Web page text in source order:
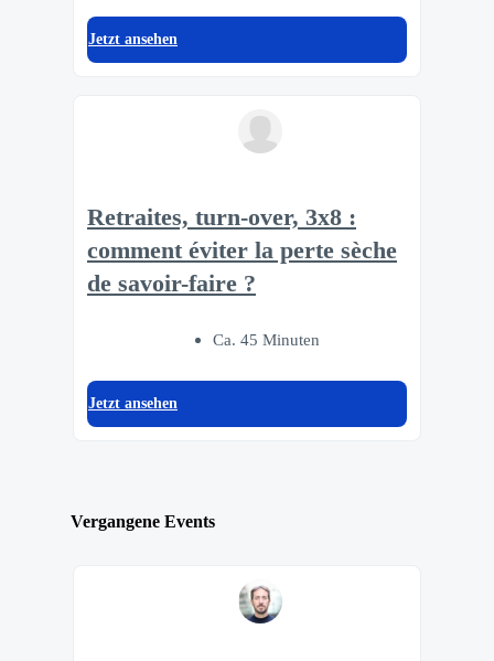
Jetzt ansehen
Retraites, turn-over, 3x8 :
comment éviter la perte sèche
de savoir-faire ?
Ca. 45 Minuten
Jetzt ansehen
Vergangene Events